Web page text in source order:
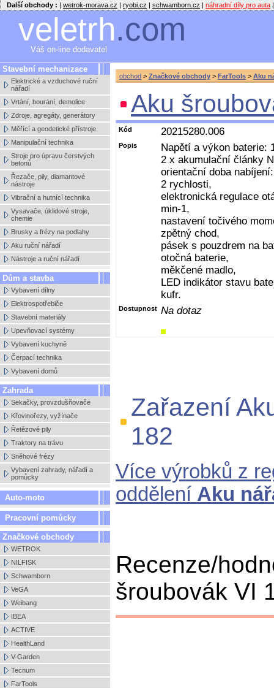
Další obchody : | wetrok-morava.cz | ryobi.cz | schwamborn.cz | náhradní díly pro auta |
veletrh.com
Váš on-line dodavatel
Stavební mechanizace
Elektrické a vzduchové ruční
nářadí
Vrtání, bourání, demolice
Zdroje, agregáty, generátory
Měřící a geodetické přístroje
Manipulační technika
Stroje pro úpravu čerstvých
betonů
Řezače, pily, diamantové
nástroje
Vibrační a hutnící technika
Vysavače, úklidové stroje,
chemie
Brusky a frézy na podlahy
Aku ruční nářadí
Nástroje a ruční nářadí
Dům a stavba
Vybavení dílny
Elektrospotřebiče
Stavební materiály
Upevňovací systémy
Vybavení kuchyně
Čerpací technika
Vybavení domů
Zahrada
Sekačky, provzdušňovače
Křovinořezy, vyžínače
Řetězové pily
Traktory na trávu
Sněhové frézy
Vybavení zahrady, nářadí a
pomůcky
Auto-moto
Pracovní pomůcky
Značkové obchody
WETROK
NILFISK
Schwamborn
VeGA
Weibang
IBEA
ACTIVE
HealthLand
V-Garden
Tecnum
FarTools
obchod > Značkové obchody > FarTools > Aku
Aku
Kód 20215280.006
Popis Napětí a výkon baterie:
2 x akumulační články
orientační doba
2 rychlosti,
elektronická regulace
min-1,
nastavení točivého
zpětný chod,
pásek s pouzdrem na
otočná baterie,
měkčené madlo,
LED indikátor stavu
kufr.
Dostupnost Na dotaz
Zařazení
182
Více výrobků z
oddělení Aku
Recenze/
šroubovák VI